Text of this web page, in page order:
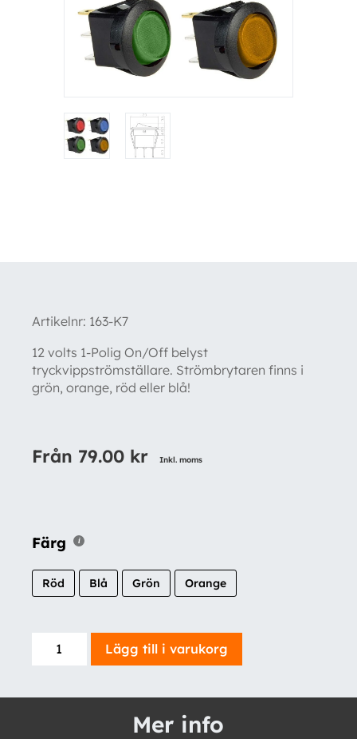
Artikelnr: 163-K7
12 volts 1-Polig On/Off belyst
tryckvippströmställare. Strömbrytaren finns i
grön, orange, röd eller blå!
Från 79.00 kr Inkl. moms
Färg
Röd Blå Grön Orange
StrömbrytareLägg till i varukorg
Mer info